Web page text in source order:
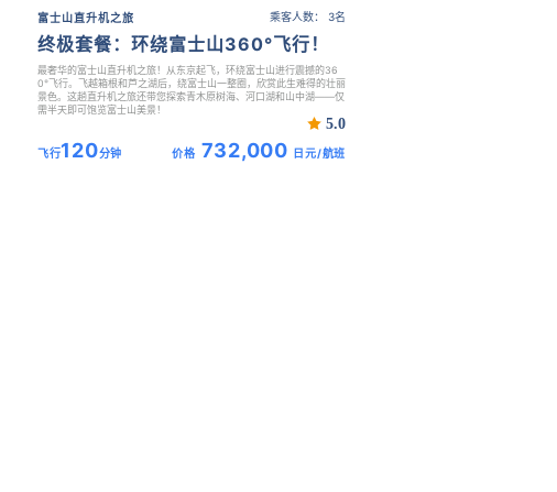
乘客人数： 3名
富士山直升机之旅
终极套餐：环绕富士山360°飞行！
最奢华的富士山直升机之旅！从东京起飞，环绕富士山进行震撼的36
0°飞行。飞越箱根和芦之湖后，绕富士山一整圈，欣赏此生难得的壮丽
景色。这趟直升机之旅还带您探索青木原树海、河口湖和山中湖——仅
需半天即可饱览富士山美景！
5.0
飞行120分钟 价格 732,000 日元/航班